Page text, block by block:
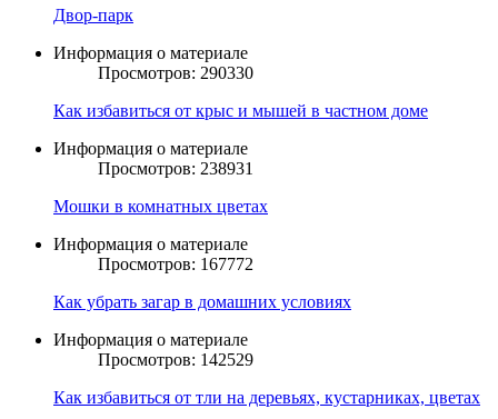
Двор-парк
Информация о материале
Просмотров: 290330
Как избавиться от крыс и мышей в частном доме
Информация о материале
Просмотров: 238931
Мошки в комнатных цветах
Информация о материале
Просмотров: 167772
Как убрать загар в домашних условиях
Информация о материале
Просмотров: 142529
Как избавиться от тли на деревьях, кустарниках, цветах